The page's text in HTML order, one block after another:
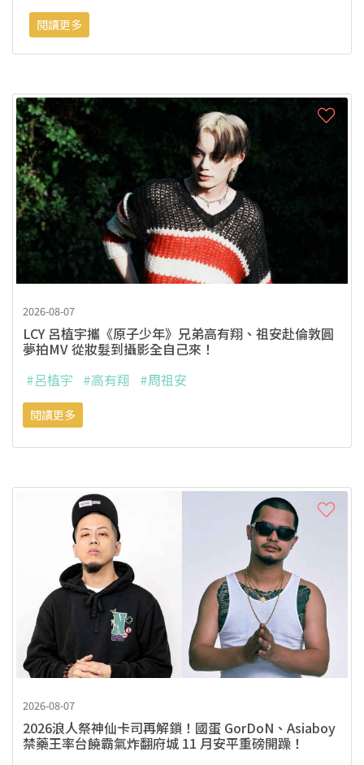
閱讀更多
2026-08-07
LCY 呂植宇攜《原子少年》兄弟高有翔、祖安赴倫敦圓
夢拍MV 從妝髮到攝影全自己來！
#呂植宇 #高有翔 #周祖安
閱讀更多
2026-08-07
2026浪人祭神仙卡司再解鎖！國蛋 GorDoN、Asiaboy
禁藥王率台饒霸氣炸翻府城 11 月安平重磅開躁！